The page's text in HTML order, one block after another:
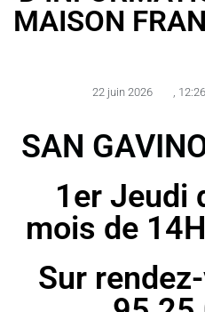
MAISON
22 juin 2026 , 12:26
SAN
1er Jeudi
mois de
Sur